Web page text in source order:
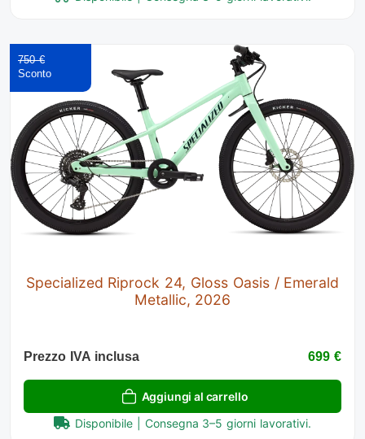
Specialized Riprock 24, Gloss Oasis / Emerald
Metallic, 2026
750 €
Prezzo IVA inclusa 699 €
Aggiungi al carrello
Disponibile | Consegna 3–5 giorni lavorativi.